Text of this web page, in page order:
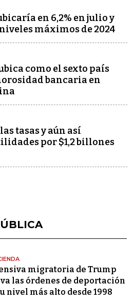
en 6,2% en julio y
máximos de 2024
como el sexto país
bancaria en
tasas y aún así
por $1,2 billones
migratoria de Trump
las órdenes de deportación
nivel más alto desde 1998